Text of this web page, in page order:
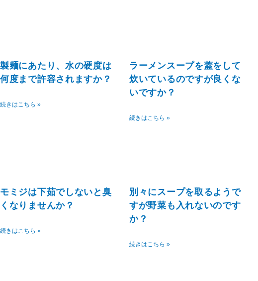
製麺にあたり、水の硬度は
何度まで許容されますか？
続きはこちら »
ラーメンスープを蓋をして
炊いているのですが良くな
いですか？
続きはこちら »
モミジは下茹でしないと臭
くなりませんか？
続きはこちら »
別々にスープを取るようで
すが野菜も入れないのです
か？
続きはこちら »